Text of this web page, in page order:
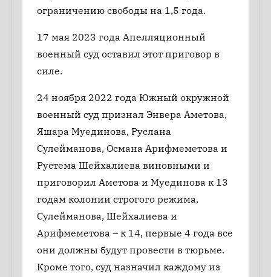
ограничению свободы на 1,5 года.
17 мая 2023 года Апелляционный
военный суд оставил этот приговор в
силе.
24 ноября 2022 года Южный окружной
военный суд признал Энвера Аметова,
Яшара Муединова, Руслана
Сулейманова, Османа Арифмеметова и
Рустема Шейхалиева виновными и
приговорил Аметова и Муединова к 13
годам колонии строгого режима,
Сулейманова, Шейхалиева и
Арифмеметова – к 14, первые 4 года все
они должны будут провести в тюрьме.
Кроме того, суд назначил каждому из